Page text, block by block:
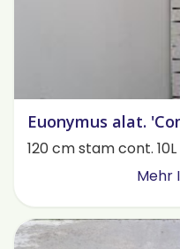
Euonymus alat.
120 cm stam cont. 10L
Mehr